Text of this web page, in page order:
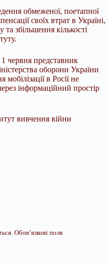
обмеженої, поетапної
своїх втрат в Україні,
збільшення кількості
червня представник
оборони України
в Росії не
інформаційний простір
вивчення війни
Обов’язкові поля